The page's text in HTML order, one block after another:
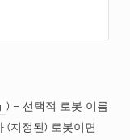
) – 선택적 로봇 이름
(지정된) 로봇이면